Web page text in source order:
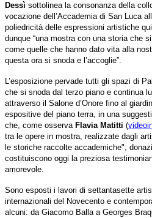
Dessì sottolinea la consonanza della
vocazione dell’Accademia di San Luca
poliedricità delle espressioni artistiche
dunque “una mostra con una storia che
come quelle che hanno dato vita alla
questa ora si snoda e l’accoglie”.
L’esposizione pervade tutti gli spazi di
che si snoda dal terzo piano e continua
attraverso il Salone d’Onore fino al
espositive del piano terra, in una
che, come osserva Flavia Matitti (
tra le opere in mostra, realizzate dagli
le storiche raccolte accademiche",
costituiscono oggi la preziosa
amorevole.
Sono esposti i lavori di settantasette
internazionali del Novecento e
alcuni: da Giacomo Balla a Georges